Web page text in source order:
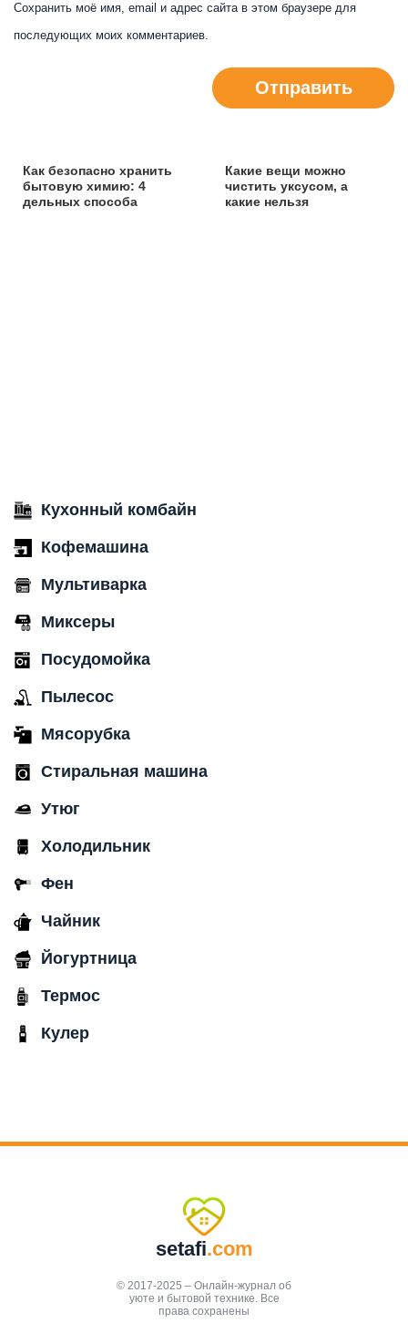
Сохранить моё имя, email и адрес сайта в этом браузере для
последующих моих комментариев.
Отправить
Как безопасно хранить
бытовую химию: 4
дельных способа
Какие вещи можно
чистить уксусом, а
какие нельзя
Кухонный комбайн
Кофемашина
Мультиварка
Миксеры
Посудомойка
Пылесос
Мясорубка
Стиральная машина
Утюг
Холодильник
Фен
Чайник
Йогуртница
Термос
Кулер
setafi.com
© 2017-2025 – Онлайн-журнал об
уюте и бытовой технике. Все
права сохранены